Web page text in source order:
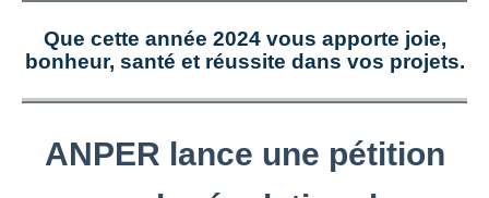
Que cette année 2024 vous apporte joie,
bonheur, santé et réussite dans vos projets.
ANPER lance une pétition